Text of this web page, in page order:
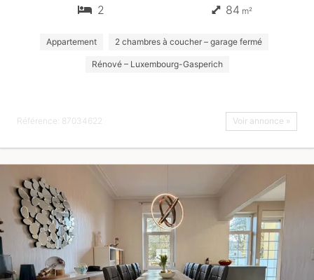
2 84 m²
Appartement 2 chambres à coucher – garage fermé
Rénové – Luxembourg-Gasperich
Référence: 87034622 Voir annonce »